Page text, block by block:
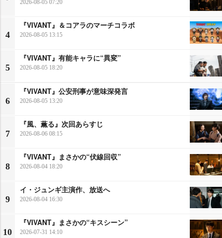
2026-08-05 07:20
4
『VIVANT』＆コアラのマーチコラボ
2026-08-05 13:15
5
『VIVANT』有能キャラに“異変”
2026-08-05 18:20
6
『VIVANT』公安刑事が意味深発言
2026-08-05 13:20
7
『風、薫る』次回あらすじ
2026-08-06 08:15
8
『VIVANT』まさかの“伏線回収”
2026-08-04 18:20
9
イ・ジュンギ主演作、放送へ
2026-08-04 16:30
10
『VIVANT』まさかの“キスシーン”
2026-07-31 14:10